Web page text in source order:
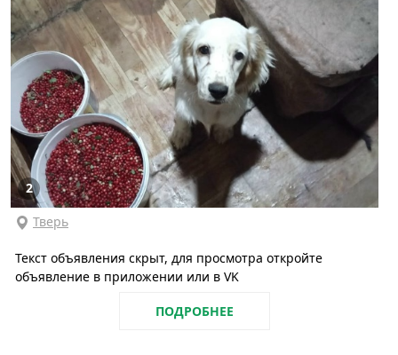
2
Тверь
Текст объявления скрыт, для просмотра откройте
объявление в приложении или в VK
ПОДРОБНЕЕ